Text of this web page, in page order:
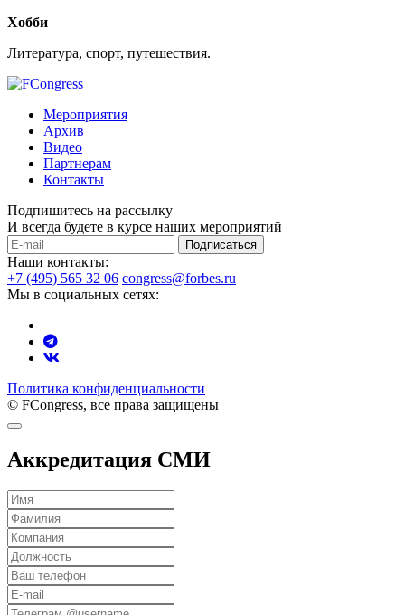
Хобби
Литература, спорт, путешествия.
Мероприятия
Архив
Видео
Партнерам
Контакты
Подпишитесь на рассылку
И всегда будете в курсе наших мероприятий
Подписаться
Наши контакты:
+7 (495) 565 32 06 congress@forbes.ru
Мы в социальных сетях:
Политика конфиденциальности
© FCongress, все права защищены
Аккредитация СМИ